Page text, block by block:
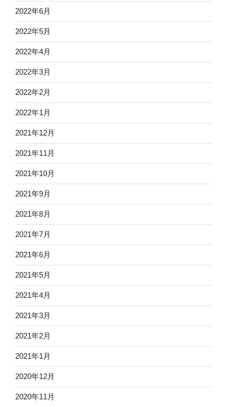
2022年6月
2022年5月
2022年4月
2022年3月
2022年2月
2022年1月
2021年12月
2021年11月
2021年10月
2021年9月
2021年8月
2021年7月
2021年6月
2021年5月
2021年4月
2021年3月
2021年2月
2021年1月
2020年12月
2020年11月